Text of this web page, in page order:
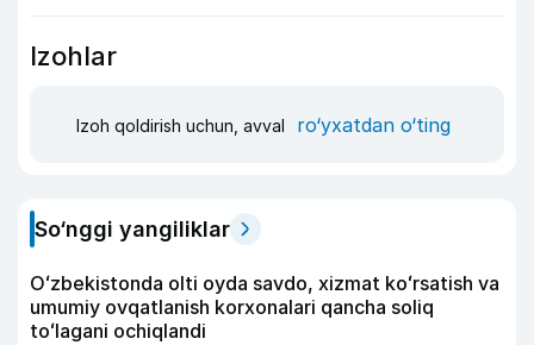
Izohlar
Izoh qoldirish uchun, avval ro‘yxatdan o‘ting
So‘nggi yangiliklar
Oʻzbekistonda olti oyda savdo, xizmat koʻrsatish va
umumiy ovqatlanish korxonalari qancha soliq
toʻlagani ochiqlandi